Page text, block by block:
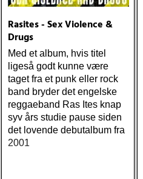
Rasites - Sex Violence &
Drugs
Med et album, hvis titel
ligeså godt kunne være
taget fra et punk eller rock
band bryder det engelske
reggaeband Ras Ites knap
syv års studie pause siden
det lovende debutalbum fra
2001